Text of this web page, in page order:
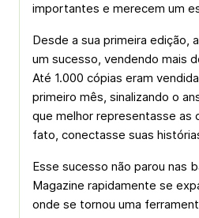
importantes e merecem um
Desde a sua primeira edição,
um sucesso, vendendo mais
Até 1.000 cópias eram
primeiro mês, sinalizando o
que melhor representasse as
fato, conectasse suas
Esse sucesso não parou nas
Magazine rapidamente se
onde se tornou uma